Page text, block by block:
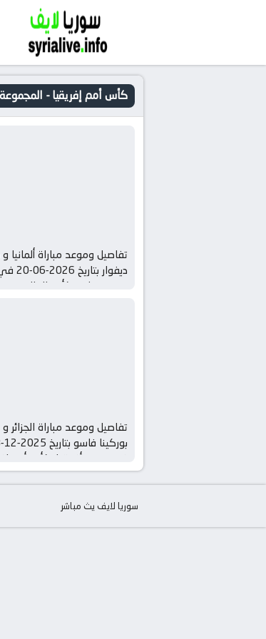
كأس أمم إفريقيا -
تفاصيل وموعد مباراة
ديفوار بتاريخ
دوري دولي, كأس العالم –
تفاصيل وموعد مباراة الجزائر و
في دوري أفريقيا, كأس أمم
المجموعة ه
سوريا لايف يث مباشر